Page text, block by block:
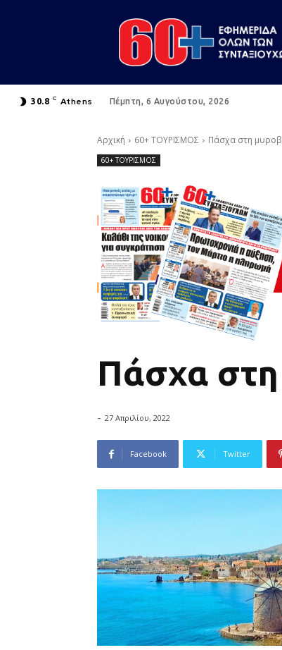
30.8 C Athens Πέμπτη, 6 Αυγούστου, 2026
Αρχική 60+ ΤΟΥΡΙΣΜΟΣ Πάσχα στη
60+ ΤΟΥΡΙΣΜΟΣ
Πάσχα
- 27 Απριλίου, 2022
Facebook Twitter